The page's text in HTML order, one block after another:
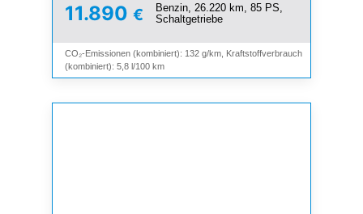
11.890 €
Benzin, 26.220 km, 85 PS,
Schaltgetriebe
CO₂-Emissionen (kombiniert): 132 g/km, Kraftstoffverbrauch
(kombiniert): 5,8 l/100 km